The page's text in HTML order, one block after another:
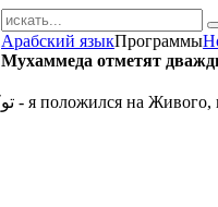
Арабский языкПрограммы
Мухаммеда отметят